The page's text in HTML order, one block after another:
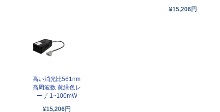
¥15,206円
高い消光比561nm
高周波数 黄緑色レ
ーザ 1~100mW
¥15,206円